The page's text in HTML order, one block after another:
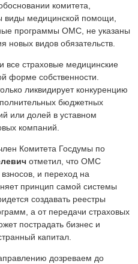
комитета,
виды медицинской помощи,
программы ОМС, не указаны
новых видов обязательств.
все страховые медицинские
форме собственности.
ликвидирует конкуренцию
бюджетных
или долей в уставном
компаний.
Комитета Госдумы по
отметил, что ОМС
и переход на
принцип самой системы
создавать реестры
а от передачи страховых
пострадать бизнес и
капитал.
дозреваем до